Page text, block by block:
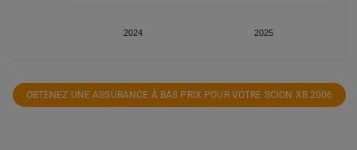
2024 2025
OBTENEZ UNE ASSURANCE À BAS PRIX POUR VOTRE SCION XB 2006